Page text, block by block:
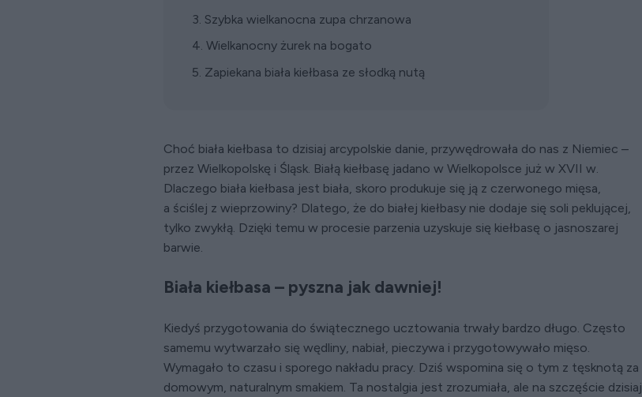
3. Szybka wielkanocna zupa chrzanowa
4. Wielkanocny żurek na bogato
5. Zapiekana biała kiełbasa ze słodką nutą
Choć biała kiełbasa to dzisiaj arcypolskie danie, przywędrowała do nas z Niemiec –
przez Wielkopolskę i Śląsk. Białą kiełbasę jadano w Wielkopolsce już w XVII w.
Dlaczego biała kiełbasa jest biała, skoro produkuje się ją z czerwonego mięsa,
a ściślej z wieprzowiny? Dlatego, że do białej kiełbasy nie dodaje się soli peklującej,
tylko zwykłą. Dzięki temu w procesie parzenia uzyskuje się kiełbasę o jasnoszarej
barwie.
Biała kiełbasa – pyszna jak dawniej!
Kiedyś przygotowania do świątecznego ucztowania trwały bardzo długo. Często
samemu wytwarzało się wędliny, nabiał, pieczywa i przygotowywało mięso.
Wymagało to czasu i sporego nakładu pracy. Dziś wspomina się o tym z tęsknotą za
domowym, naturalnym smakiem. Ta nostalgia jest zrozumiała, ale na szczęście dzisiaj